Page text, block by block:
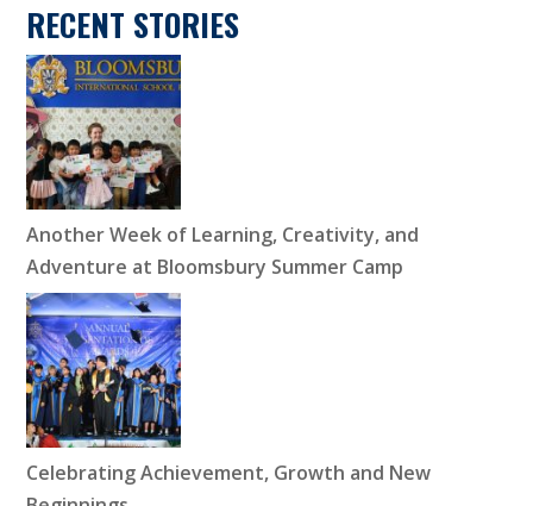
RECENT STORIES
Another Week of Learning, Creativity, and
Adventure at Bloomsbury Summer Camp
Celebrating Achievement, Growth and New